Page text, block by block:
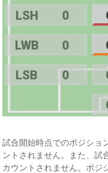
LSH 0
LWB 0
LSB 0
試合開始時点でのポジショ
ントされません。また、試
カウントされません。ポジ